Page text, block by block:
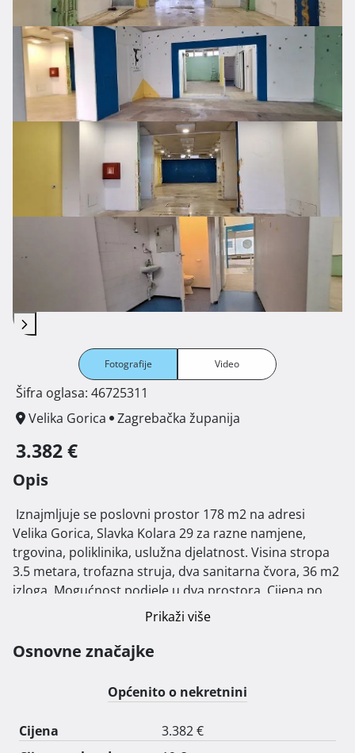
Fotografije Video
Šifra oglasa: 46725311
Velika Gorica
Zagrebačka županija
3.382 €
Opis
Velika Gorica, Slavka Kolara 29 za razne namjene,
trgovina, poliklinika, uslužna djelatnost. Visina stropa
3.5 metara, trofazna struja, dva sanitarna čvora, 36 m2
izloga, Mogućnost podjele u dva prostora. Cijena po
Prikaži više
Osnovne značajke
Općenito o nekretnini
Cijena
3.382 €